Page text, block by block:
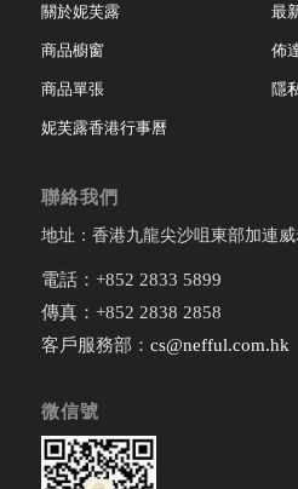
關於妮芙露
商品櫥窗
商品單張
妮芙露香港行事曆
最
佈
隱
聯絡我們
地址：香港九龍尖沙咀東部加連
電話：+852 2833 5899
傳真：+852 2838 2858
客戶服務部： cs@nefful.com.hk
微信號